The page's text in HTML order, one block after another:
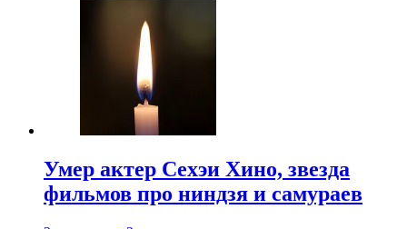
Умер актер Сехэи Хино, звезда
фильмов про ниндзя и самураев